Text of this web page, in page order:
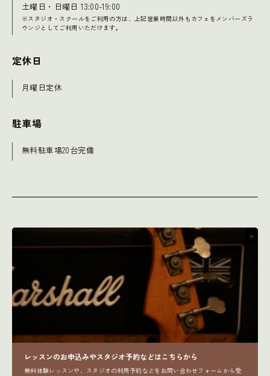
土曜日・日曜日 13:00-19:00
※スタジオ・スクールをご利用の方は、上記営業時間以外もカフェをメンバーズラ
ウンジとしてご利用いただけます。
定休日
月曜日定休
駐車場
無料駐車場20台完備
レッスンのお申込みやスタジオ予約などはこちらから
無料体験レッスンや、スタジオの利用予約などをお問い合わせフォームから受